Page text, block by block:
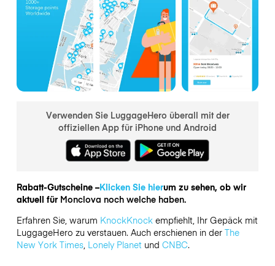
Verwenden Sie LuggageHero überall mit der
offiziellen App für iPhone und Android
Rabatt-Gutscheine –Klicken Sie hierum zu sehen, ob wir
aktuell für Monclova noch welche haben.
Erfahren Sie, warum KnockKnockempfiehlt, Ihr Gepäck mit
LuggageHero zu verstauen. Auch erschienen in der The
New York Times, Lonely Planetund CNBC.